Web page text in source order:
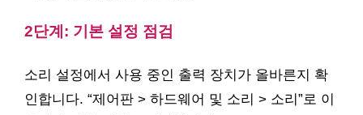
2단계: 기본 설정 점검
소리 설정에서 사용 중인 출력 장치가 올바른지 확
인합니다. “제어판 > 하드웨어 및 소리 > 소리”로 이